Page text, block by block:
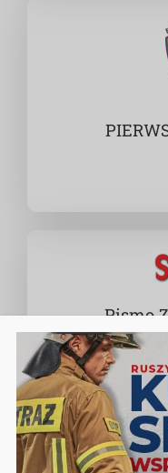
Pismo
Ogólnopolski
samorządów i